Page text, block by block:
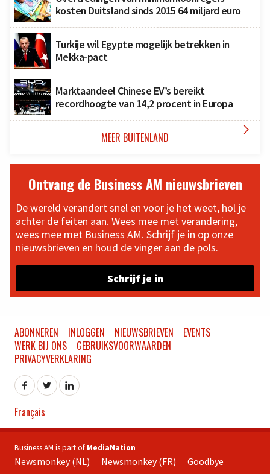
kosten Duitsland sinds 2015 64 miljard euro
Turkije wil Egypte mogelijk betrekken in
Mekka-pact
Marktaandeel Chinese EV’s bereikt
recordhoogte van 14,2 procent in Europa
MEER BUITENLAND 
Ontvang de Business AM nieuwsbrieven
De wereld verandert snel en voor je het weet, hol je
achter de feiten aan. Wees mee met verandering,
wees mee met Business AM. Schrijf je in op onze
nieuwsbrieven en houd de vinger aan de pols.
Schrijf je in
ABONNEREN INLOGGEN NIEUWSBRIEVEN
EVENTS
WERK BIJ ONS
GEBRUIKSVOORWAARDEN
PRIVACYVERKLARING
Français
Business AM is part of MediaNation
Newsmonkey (NL) Newsmonkey (FR) Goodbye